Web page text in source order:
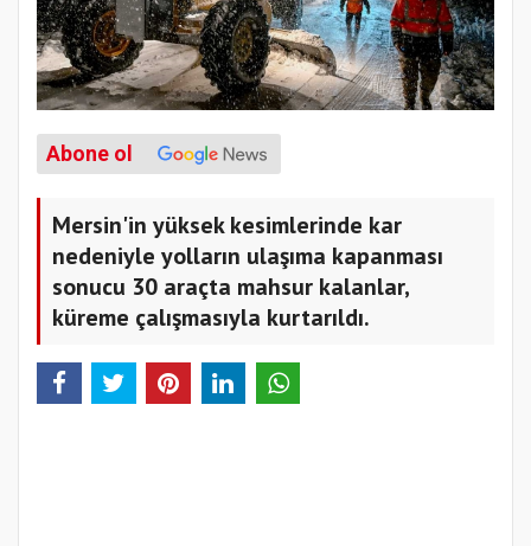
Abone ol
Mersin'in yüksek kesimlerinde kar
nedeniyle yolların ulaşıma kapanması
sonucu 30 araçta mahsur kalanlar,
küreme çalışmasıyla kurtarıldı.